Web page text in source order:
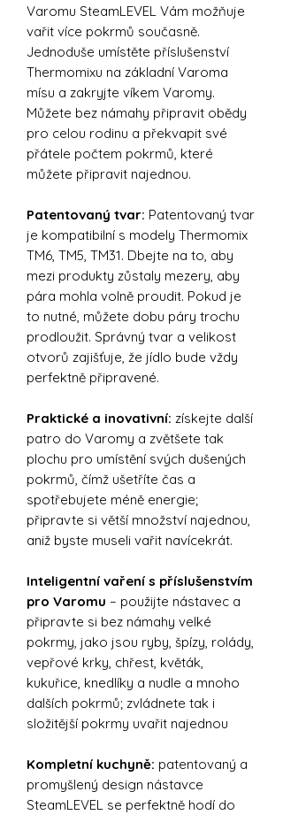
Varomu SteamLEVEL Vám možňuje
vařit více pokrmů současně.
Jednoduše umístěte příslušenství
Thermomixu na základní Varoma
mísu a zakryjte víkem Varomy.
Můžete bez námahy připravit obědy
pro celou rodinu a překvapit své
přátele počtem pokrmů, které
můžete připravit najednou.
Patentovaný tvar: Patentovaný tvar
je kompatibilní s modely Thermomix
TM6, TM5, TM31. Dbejte na to, aby
mezi produkty zůstaly mezery, aby
pára mohla volně proudit. Pokud je
to nutné, můžete dobu páry trochu
prodloužit. Správný tvar a velikost
otvorů zajišťuje, že jídlo bude vždy
perfektně připravené.
Praktické a inovativní: získejte další
patro do Varomy a zvětšete tak
plochu pro umístění svých dušených
pokrmů, čímž ušetříte čas a
spotřebujete méně energie;
připravte si větší množství najednou,
aniž byste museli vařit navícekrát.
Inteligentní vaření s příslušenstvím
pro Varomu – použijte nástavec a
připravte si bez námahy velké
pokrmy, jako jsou ryby, špízy, rolády,
vepřové krky, chřest, květák,
kukuřice, knedlíky a nudle a mnoho
dalších pokrmů; zvládnete tak i
složitější pokrmy uvařit najednou
Kompletní kuchyně: patentovaný a
promyšlený design nástavce
SteamLEVEL se perfektně hodí do